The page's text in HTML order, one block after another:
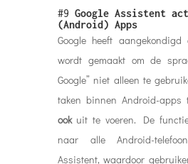
#9 Google Assistent
(Android) Apps
Google heeft
wordt gemaakt om de
Google” niet alleen te
taken binnen Android-apps
ookuit te voeren. De
naar alle Android-
Assistent, waardoor